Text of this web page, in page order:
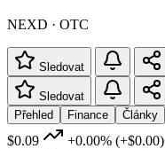
NEXD · OTC
Sledovat
Sledovat
Přehled
Finance Články
$0.09 +0.00% (+$0.00)